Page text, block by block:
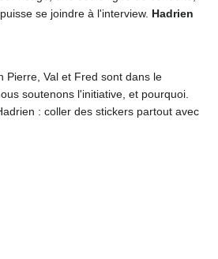
se joindre à l'interview. Hadrien
Pierre, Val et Fred sont dans le
soutenons l'initiative, et pourquoi.
: coller des stickers partout avec